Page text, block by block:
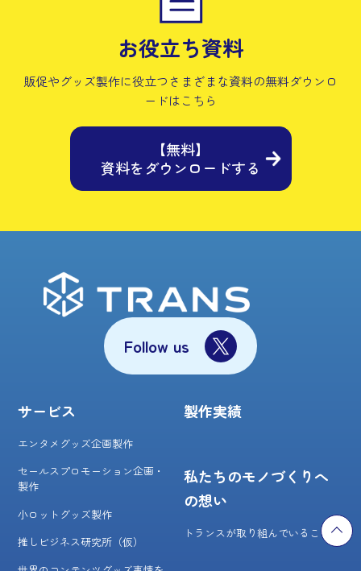
お役立ち資料
販促やグッズ製作に役立つさまざまな資料の無料ダウンロ
ードはこちら
【無料】
資料をダウンロードする
Follow us
サービス
エンタメグッズ企画製作
セールスプロモーション企画・
製作
小ロットグッズ製作
推しビジネス研究所（仮）
製作実績
私たちのモノづくりへ
の想い
トランスが取り組んでいること